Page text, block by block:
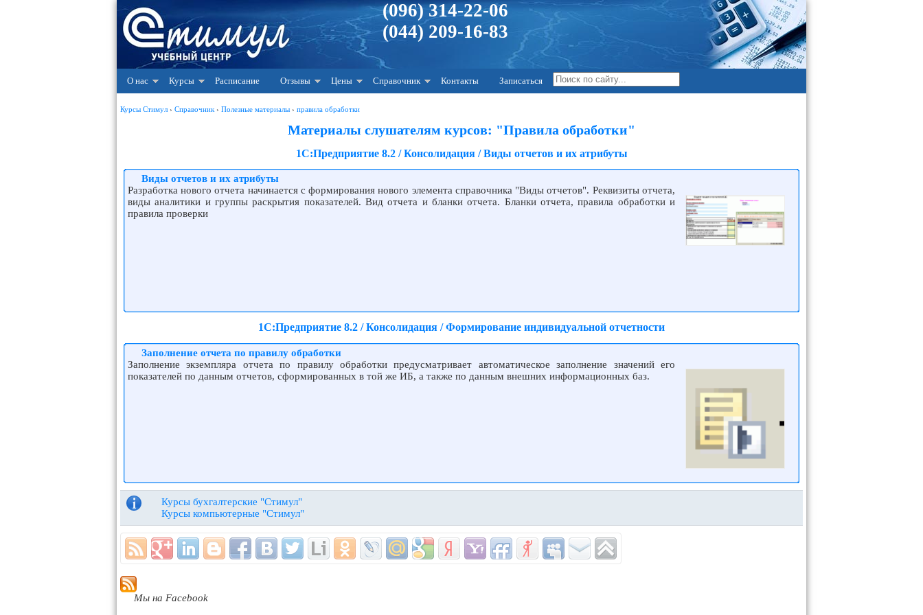
(096) 314-22-06
(044) 209-16-83
О нас Курсы Расписание Отзывы Цены Справочник Контакты Записаться
Курсы Стимул › Справочник › Полезные материалы › правила обработки
Материалы слушателям курсов: "Правила обработки"
1С:Предприятие 8.2 / Консолидация / Виды отчетов и их атрибуты
Виды отчетов и их атрибуты
Разработка нового отчета начинается с формирования нового элемента справочника "Виды отчетов". Реквизиты отчета,
виды аналитики и группы раскрытия показателей. Вид отчета и бланки отчета. Бланки отчета, правила обработки и
правила проверки
1С:Предприятие 8.2 / Консолидация / Формирование индивидуальной отчетности
Заполнение отчета по правилу обработки
Заполнение экземпляра отчета по правилу обработки предусматривает автоматическое заполнение значений его
показателей по данным отчетов, сформированных в той же ИБ, а также по данным внешних информационных баз.
Курсы бухгалтерские "Стимул"
Курсы компьютерные "Стимул"
Мы на Facebook